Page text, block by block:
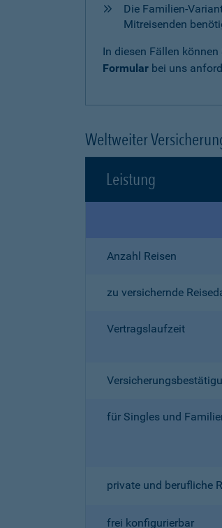
Die Familien-
Mitreisenden
In diesen Fällen
Formular bei uns
Weltweiter
Leistung
Anzahl Reisen
zu versichernde
Vertragslaufzeit
für Singles und
private und berufliche
frei konfigurierbar